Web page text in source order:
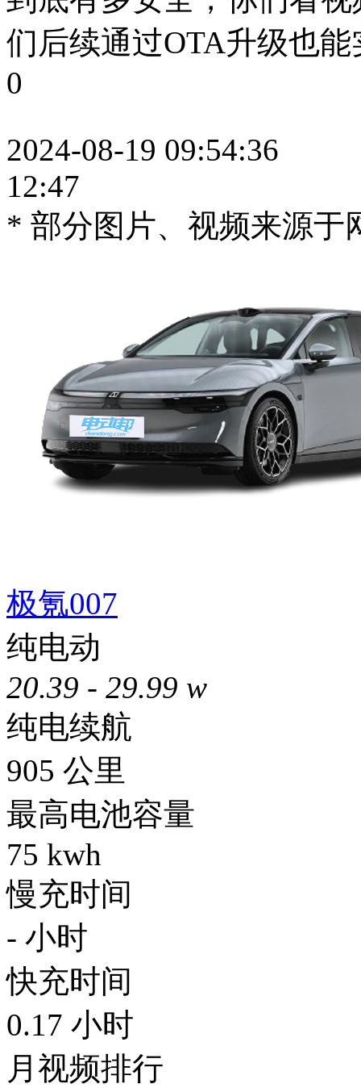
们后续通过OTA升级也
0
2024-08-19 09:54:36
12:47
* 部分图片、视频来源于
极氪007
纯电动
20.39 - 29.99 w
纯电续航
905 公里
最高电池容量
75 kwh
慢充时间
- 小时
快充时间
0.17 小时
月视频排行